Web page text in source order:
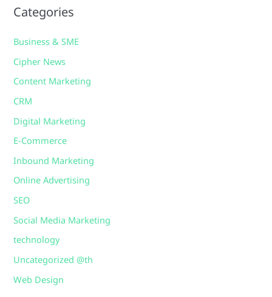
Categories
Business & SME
Cipher News
Content Marketing
CRM
Digital Marketing
E-Commerce
Inbound Marketing
Online Advertising
SEO
Social Media Marketing
technology
Uncategorized @th
Web Design